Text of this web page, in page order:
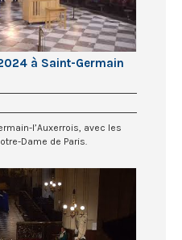
à Saint-Germain
l’Auxerrois, avec les
Dame de Paris.